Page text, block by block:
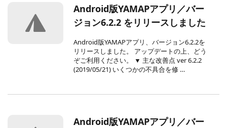
Android版YAMAPアプリ／バー
ジョン6.2.2 をリリースしました
Android版YAMAPアプリ、バージョン6.2.2を
リリースしました。 アップデートの上、どう
ぞご利用ください。 ▼ 主な改善点 ver 6.2.2
(2019/05/21) いくつかの不具合を修 …
Android版YAMAPアプリ／バー